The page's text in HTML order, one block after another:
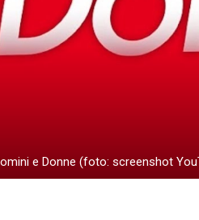
e Donne (foto: screenshot